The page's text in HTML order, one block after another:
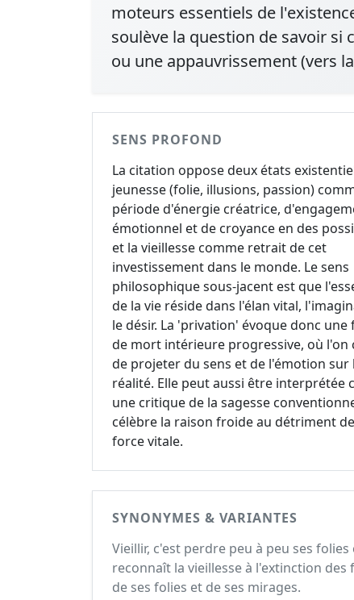
moteurs essentiels de
soulève la question de savoir si
ou une appauvrissement (vers
SENS PROFOND
La citation oppose deux états
jeunesse (folie, illusions, passion)
période d'énergie créatrice,
émotionnel et de croyance en des
et la vieillesse comme retrait de cet
investissement dans le monde. Le sens
philosophique sous-jacent est que
de la vie réside dans l'élan vital,
le désir. La 'privation' évoque donc une
de mort intérieure progressive, où l'on
de projeter du sens et de l'émotion sur
réalité. Elle peut aussi être interprétée
une critique de la sagesse
célèbre la raison froide au détriment
force vitale.
SYNONYMES & VARIANTES
Vieillir, c'est perdre peu à peu ses
reconnaît la vieillesse à l'extinction des
de ses folies et de ses mirages.